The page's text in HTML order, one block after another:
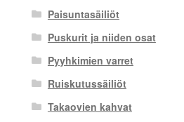
Paisuntasäiliöt
Puskurit ja niiden osat
Pyyhkimien varret
Ruiskutussäiliöt
Takaovien kahvat